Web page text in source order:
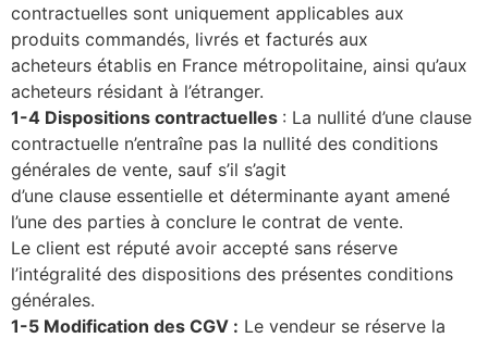
contractuelles sont uniquement applicables aux
produits commandés, livrés et facturés aux
acheteurs établis en France métropolitaine, ainsi qu’aux
acheteurs résidant à l’étranger.
1-4 Dispositions contractuelles : La nullité d’une clause
contractuelle n’entraîne pas la nullité des conditions
générales de vente, sauf s’il s’agit
d’une clause essentielle et déterminante ayant amené
l’une des parties à conclure le contrat de vente.
Le client est réputé avoir accepté sans réserve
l’intégralité des dispositions des présentes conditions
générales.
1-5 Modification des CGV : Le vendeur se réserve la